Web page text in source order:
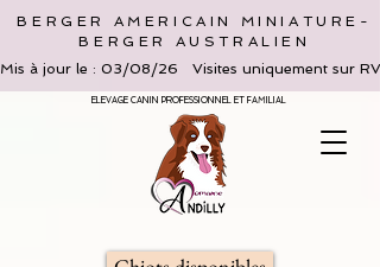
BERGER AMERICAIN MINIATURE-
BERGER AUSTRALIEN
Mis à jour le : 03/08/26   Visites uniquement sur
ELEVAGE CANIN PROFESSIONNEL ET FAMILIAL